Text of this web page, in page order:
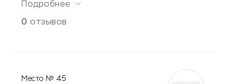
Подробнее
0 отзывов
45